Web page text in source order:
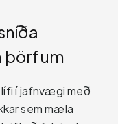
þörfum
lífi í jafnvægi með
sem mæla